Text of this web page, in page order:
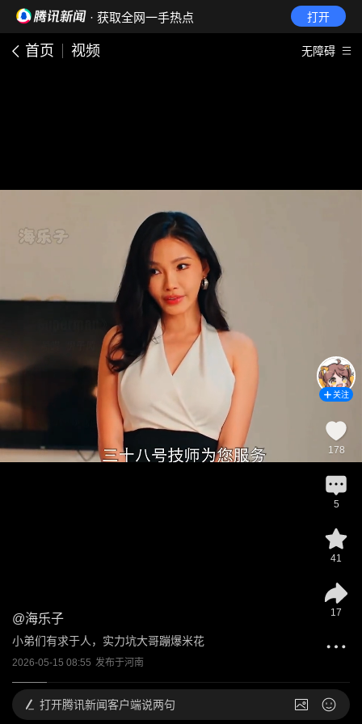
· 获取全网一手热点 打开
首页 视频 无障碍
@海乐子
小弟们有求于人，实力坑大哥蹦爆米花
2026-05-15 08:55 发布于河南
关注
178
5
41
17
打开腾讯新闻客户端说两句